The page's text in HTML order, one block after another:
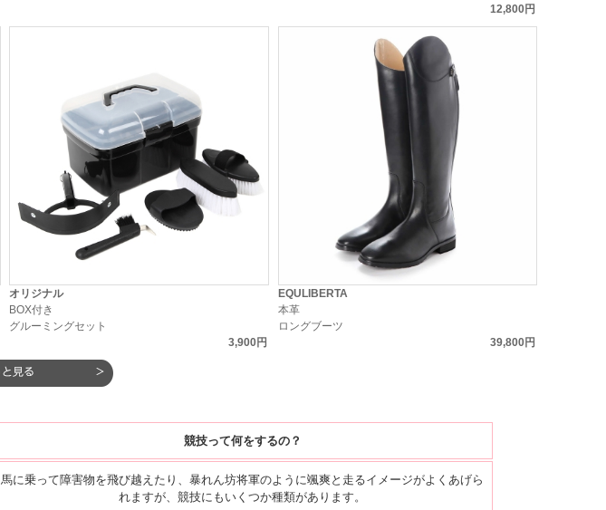
12,800円
オリジナル
BOX付き
グルーミングセット
3,900円
EQULIBERTA
本革
ロングブーツ
39,800円
競技って何をするの？
馬に乗って障害物を飛び越えたり、暴れん坊将軍のように颯爽と走るイメージがよくあげら
れますが、競技にもいくつか種類があります。